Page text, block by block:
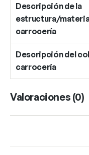
Descripción de la
estructura/
carrocería
Descripción del
carrocería
Valoraciones (0)